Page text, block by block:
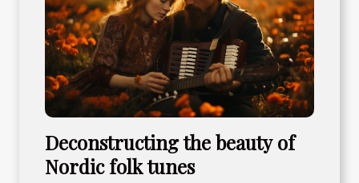
Deconstructing the beauty of
Nordic folk tunes